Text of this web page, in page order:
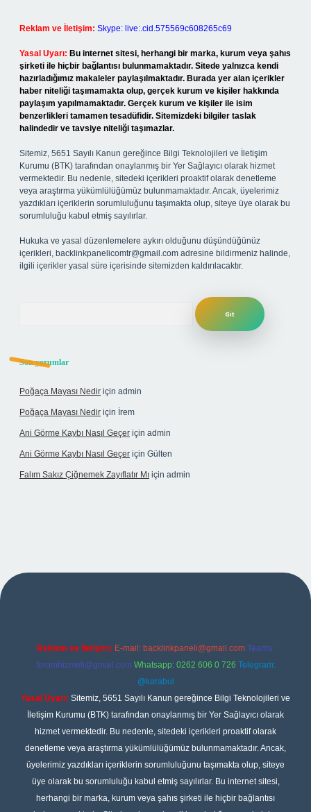
Reklam ve İletişim: Skype: live:.cid.575569c608265c69
Yasal Uyarı: Bu internet sitesi, herhangi bir marka, kurum veya şahıs
şirketi ile hiçbir bağlantısı bulunmamaktadır. Sitede yalnızca kendi
hazırladığımız makaleler paylaşılmaktadır. Burada yer alan içerikler
haber niteliği taşımamakta olup, gerçek kurum ve kişiler hakkında
paylaşım yapılmamaktadır. Gerçek kurum ve kişiler ile isim
benzerlikleri tamamen tesadüfidir. Sitemizdeki bilgiler taslak
halindedir ve tavsiye niteliği taşımazlar.
Sitemiz, 5651 Sayılı Kanun gereğince Bilgi Teknolojileri ve İletişim
Kurumu (BTK) tarafından onaylanmış bir Yer Sağlayıcı olarak hizmet
vermektedir. Bu nedenle, sitedeki içerikleri proaktif olarak denetleme
veya araştırma yükümlülüğümüz bulunmamaktadır. Ancak, üyelerimiz
yazdıkları içeriklerin sorumluluğunu taşımakta olup, siteye üye olarak bu
sorumluluğu kabul etmiş sayılırlar.
Hukuka ve yasal düzenlemelere aykırı olduğunu düşündüğünüz
içerikleri, backlinkpanelicomtr@gmail.com adresine bildirmeniz halinde,
ilgili içerikler yasal süre içerisinde sitemizden kaldırılacaktır.
Son yorumlar
Poğaça Mayası Nedir için admin
Poğaça Mayası Nedir için İrem
Ani Görme Kaybı Nasıl Geçer için admin
Ani Görme Kaybı Nasıl Geçer için Gülten
Falım Sakız Çiğnemek Zayıflatır Mı için admin
Reklam ve İletişim: E-mail: backlinkpaneli@gmail.com Teams:
forumhizmeti@gmail.com Whatsapp: 0262 606 0 726 Telegram:
@karabul
Yasal Uyarı: Sitemiz, 5651 Sayılı Kanun gereğince Bilgi Teknolojileri ve
İletişim Kurumu (BTK) tarafından onaylanmış bir Yer Sağlayıcı olarak
hizmet vermektedir. Bu nedenle, sitedeki içerikleri proaktif olarak
denetleme veya araştırma yükümlülüğümüz bulunmamaktadır. Ancak,
üyelerimiz yazdıkları içeriklerin sorumluluğunu taşımakta olup, siteye
üye olarak bu sorumluluğu kabul etmiş sayılırlar. Bu internet sitesi,
herhangi bir marka, kurum veya şahıs şirketi ile hiçbir bağlantısı